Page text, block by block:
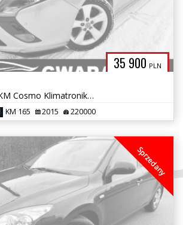
35 900 PLN
2.0CDTI 165KM Cosmo Klimatronik ALU NAVI 2xPDC GRZ.FOTELE+KIEROWNICA O
KM 165 2015 220000
Sprzedany